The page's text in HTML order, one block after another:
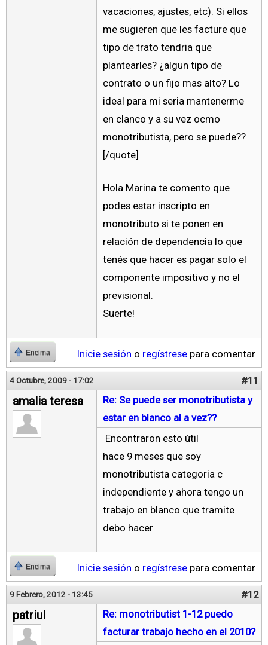
vacaciones, ajustes, etc). Si ellos
me sugieren que les facture que
tipo de trato tendria que
plantearles? ¿algun tipo de
contrato o un fijo mas alto? Lo
ideal para mi seria mantenerme
en clanco y a su vez ocmo
monotributista, pero se puede??
[/quote]
Hola Marina te comento que
podes estar inscripto en
monotributo si te ponen en
relación de dependencia lo que
tenés que hacer es pagar solo el
componente impositivo y no el
previsional.
Suerte!
Encima Inicie sesión o regístrese para comentar
4 Octubre, 2009 - 17:02 #11
amalia teresa
Re: Se puede ser monotributista y
estar en blanco al a vez??
Encontraron esto útil
hace 9 meses que soy
monotributista categoria c
independiente y ahora tengo un
trabajo en blanco que tramite
debo hacer
Encima Inicie sesión o regístrese para comentar
9 Febrero, 2012 - 13:45 #12
patriul
Re: monotributist 1-12 puedo
facturar trabajo hecho en el 2010?